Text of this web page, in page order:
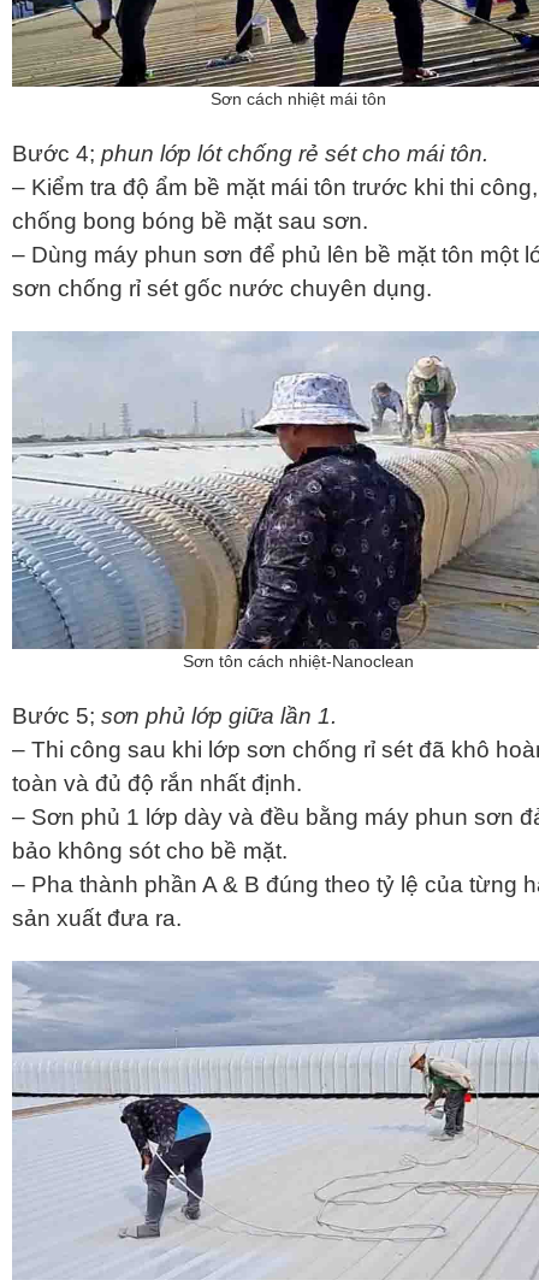
Sơn cách nhiệt mái tôn
Bước 4; phun lớp lót chống rẻ sét cho mái tôn.
– Kiểm tra độ ẩm bề mặt mái tôn trước khi thi công,
chống bong bóng bề mặt sau sơn.
– Dùng máy phun sơn để phủ lên bề mặt tôn một
sơn chống rỉ sét gốc nước chuyên dụng.
Sơn tôn cách nhiệt-Nanoclean
Bước 5; sơn phủ lớp giữa lần 1.
– Thi công sau khi lớp sơn chống rỉ sét đã khô
toàn và đủ độ rắn nhất định.
– Sơn phủ 1 lớp dày và đều bằng máy phun sơn
bảo không sót cho bề mặt.
– Pha thành phần A & B đúng theo tỷ lệ của từng
sản xuất đưa ra.